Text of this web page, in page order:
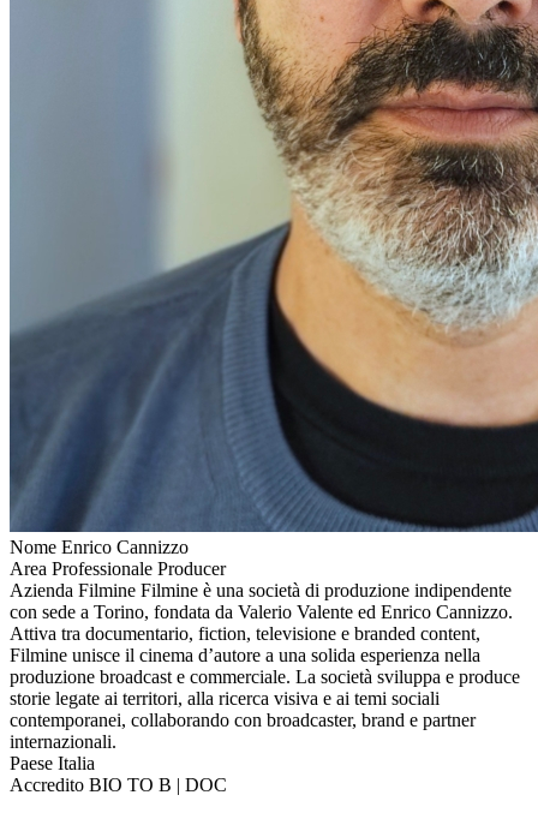
Nome Enrico Cannizzo
Area Professionale Producer
Azienda Filmine Filmine è una società di produzione indipendente
con sede a Torino, fondata da Valerio Valente ed Enrico Cannizzo.
Attiva tra documentario, fiction, televisione e branded content,
Filmine unisce il cinema d’autore a una solida esperienza nella
produzione broadcast e commerciale. La società sviluppa e produce
storie legate ai territori, alla ricerca visiva e ai temi sociali
contemporanei, collaborando con broadcaster, brand e partner
internazionali.
Paese Italia
Accredito BIO TO B | DOC